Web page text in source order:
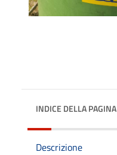
INDICE DELLA PAGINA
Descrizione